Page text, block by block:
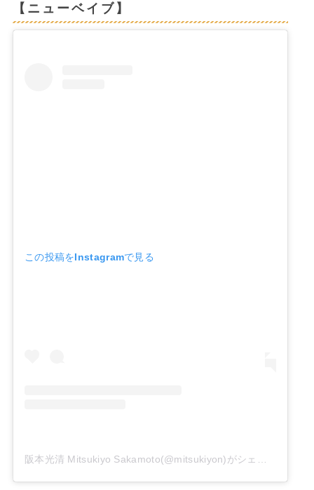
【ニューベイブ】
この投稿をInstagramで見る